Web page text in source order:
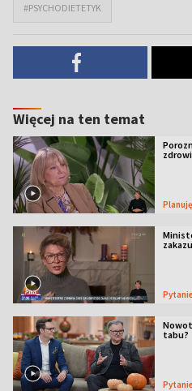
#PSYCHODIETETYK
Więcej na ten temat
tabu?